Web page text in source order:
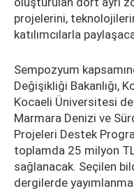
projelerini,
katılımcılarla
Sempozyum
Değişikliği Bakanlığı,
Kocaeli Üniversitesi
Marmara Denizi ve
Projeleri Destek
toplamda 25 milyon
sağlanacak. Seçilen
dergilerde